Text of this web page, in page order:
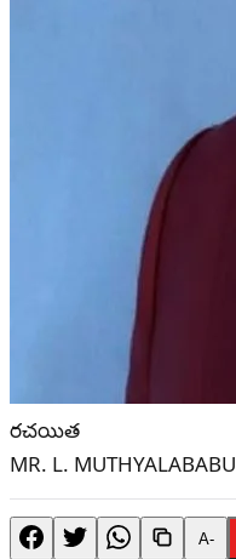
రచయిత
MR. L. MUTHYALABABU
A-